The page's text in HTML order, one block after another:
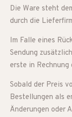
Die Ware steht
durch die
Im Falle eines
Sendung
erste in
Sobald der Preis
Bestellungen als
Änderungen oder